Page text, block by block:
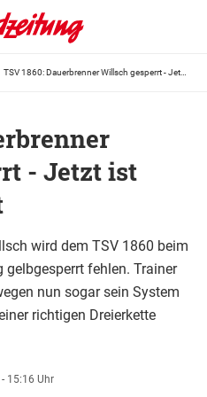
- Jetzt ist
wird dem TSV 1860 beim
fehlen. Trainer
nun sogar sein System
richtigen Dreierkette
15:16 Uhr